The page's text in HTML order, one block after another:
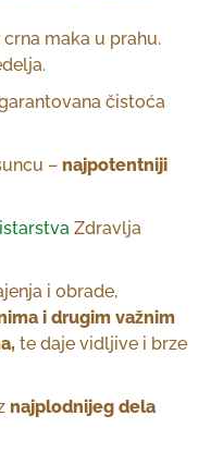
maka u prahu.
čistoća
– najpotentniji
Zdravlja
i obrade,
i drugim važnim
te daje vidljive i brze
najplodnijeg dela